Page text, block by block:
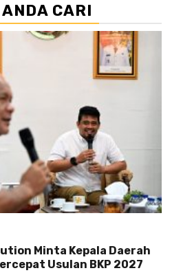
CARI
Minta Kepala Daerah
Usulan BKP 2027